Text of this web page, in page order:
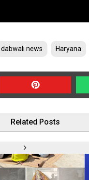
dabwali news Haryana
Related Posts